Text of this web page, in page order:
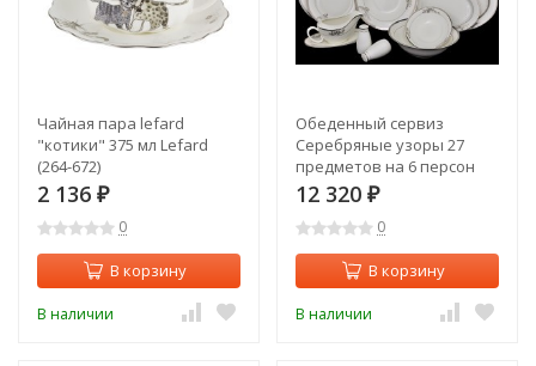
Чайная пара lefard
"котики" 375 мл Lefard
(264-672)
2 136 ₽
0
В корзину
В наличии
Обеденный сервиз
Серебряные узоры 27
предметов на 6 персон
Emerald ( E6-
12 320 ₽
0
В корзину
В наличии